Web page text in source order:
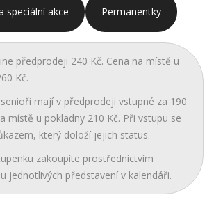
speciální akce Permanentky
předprodeji 240 Kč. Cena na místě u
Kč.
mají v předprodeji vstupné za 190
místě u pokladny 210 Kč. Při vstupu se
který doloží jejich status.
zakoupíte prostřednictvím
jednotlivých představení v kalendáři.